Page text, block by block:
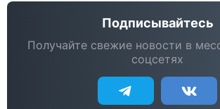
Подписывайтесь
Получайте свежие новости в
соцсетях